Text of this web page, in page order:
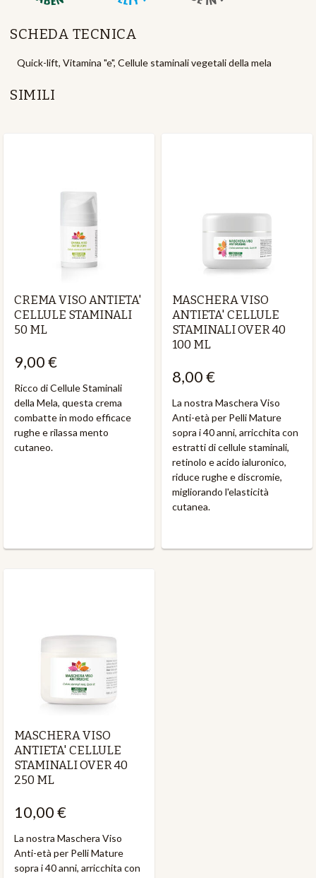
SCHEDA TECNICA
Quick-lift, Vitamina "e", Cellule staminali vegetali della mela
SIMILI
CREMA VISO ANTIETA'
CELLULE STAMINALI
50 ML
9,00 €
Ricco di Cellule Staminali
della Mela, questa crema
combatte in modo efficace
rughe e rilassa mento
cutaneo.
MASCHERA VISO
ANTIETA' CELLULE
STAMINALI OVER 40
100 ML
8,00 €
La nostra Maschera Viso
Anti-età per Pelli Mature
sopra i 40 anni, arricchita con
estratti di cellule staminali,
retinolo e acido ialuronico,
riduce rughe e discromie,
migliorando l'elasticità
cutanea.
MASCHERA VISO
ANTIETA' CELLULE
STAMINALI OVER 40
250 ML
10,00 €
La nostra Maschera Viso
Anti-età per Pelli Mature
sopra i 40 anni, arricchita con